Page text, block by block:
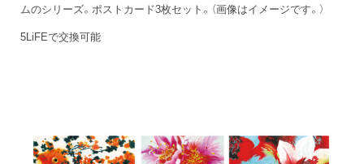
ムのシリーズ。ポストカード3枚セット。（画像はイメージです。）
5LiFEで交換可能